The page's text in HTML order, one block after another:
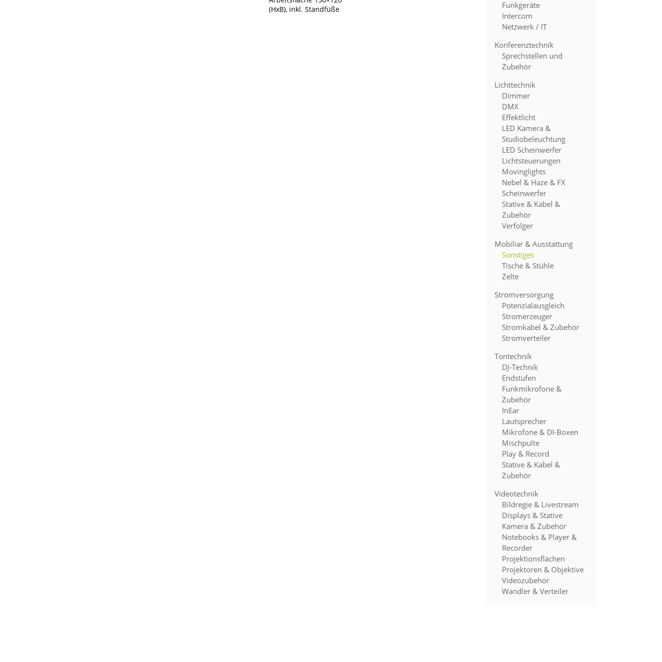
(HxB), inkl. Standfüße
Funkgeräte
Intercom
Netzwerk / IT
Konferenztechnik
Sprechstellen und
Zubehör
Lichttechnik
Dimmer
DMX
Effektlicht
LED Kamera &
Studiobeleuchtung
LED Scheinwerfer
Lichtsteuerungen
Movinglights
Nebel & Haze & FX
Scheinwerfer
Stative & Kabel &
Zubehör
Verfolger
Mobiliar & Ausstattung
Sonstiges
Tische & Stühle
Zelte
Stromversorgung
Potenzialausgleich
Stromerzeuger
Stromkabel & Zubehör
Stromverteiler
Tontechnik
DJ-Technik
Endstufen
Funkmikrofone &
Zubehör
InEar
Lautsprecher
Mikrofone & DI-Boxen
Mischpulte
Play & Record
Stative & Kabel &
Zubehör
Videotechnik
Bildregie & Livestream
Displays & Stative
Kamera & Zubehör
Notebooks & Player &
Recorder
Projektionsflächen
Projektoren & Objektive
Videozubehör
Wandler & Verteiler